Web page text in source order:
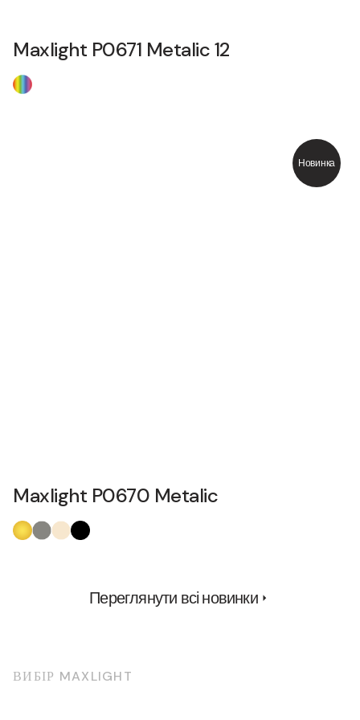
Maxlight P0671 Metalic 12
Новинка
Maxlight P0670 Metalic
Переглянути всі новинки
ВИБІР MAXLIGHT